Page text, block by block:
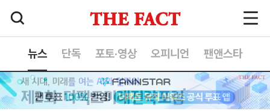
뉴스 단독 포토·영상 오피니언 팬앤스타